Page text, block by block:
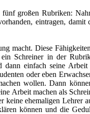
großen Rubriken:
eintragen, damit
macht. Diese
Schreiner in der
einfach seine Arbeit
oder eben
wollen. Dann
Arbeit machen als
ehemaligen Lehrer
können und die